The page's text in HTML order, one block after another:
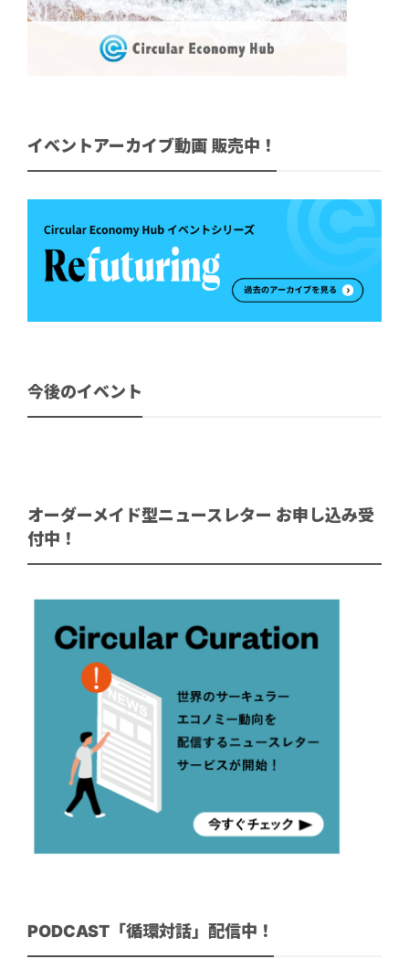
イベントアーカイブ動画 販売中！
今後のイベント
オーダーメイド型ニュースレター お申し込み受
付中！
PODCAST「循環対話」配信中！